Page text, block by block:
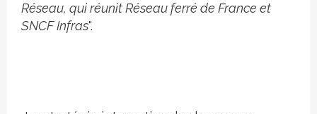
Réseau, qui réunit Réseau ferré de France et
SNCF Infras".